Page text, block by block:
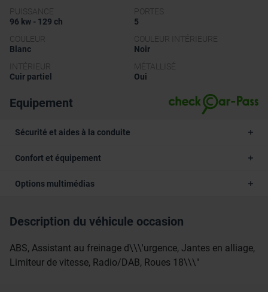
PUISSANCE
96 kw - 129 ch
PORTES
5
COULEUR
Blanc
COULEUR INTÉRIEURE
Noir
INTÉRIEUR
Cuir partiel
MÉTALLISÉ
Oui
Equipement
Sécurité et aides à la conduite
Confort et équipement
Options multimédias
Description du véhicule occasion
ABS, Assistant au freinage d\\\'urgence, Jantes en alliage,
Limiteur de vitesse, Radio/DAB, Roues 18\\\"